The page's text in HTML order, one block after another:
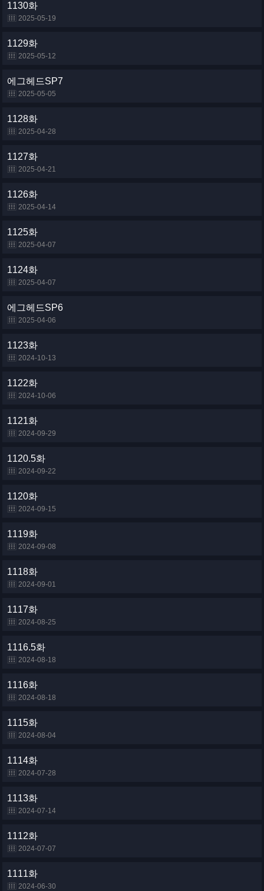
1130화
2025-05-19
1129화
2025-05-12
에그헤드SP7
2025-05-05
1128화
2025-04-28
1127화
2025-04-21
1126화
2025-04-14
1125화
2025-04-07
1124화
2025-04-07
에그헤드SP6
2025-04-06
1123화
2024-10-13
1122화
2024-10-06
1121화
2024-09-29
1120.5화
2024-09-22
1120화
2024-09-15
1119화
2024-09-08
1118화
2024-09-01
1117화
2024-08-25
1116.5화
2024-08-18
1116화
2024-08-18
1115화
2024-08-04
1114화
2024-07-28
1113화
2024-07-14
1112화
2024-07-07
1111화
2024-06-30